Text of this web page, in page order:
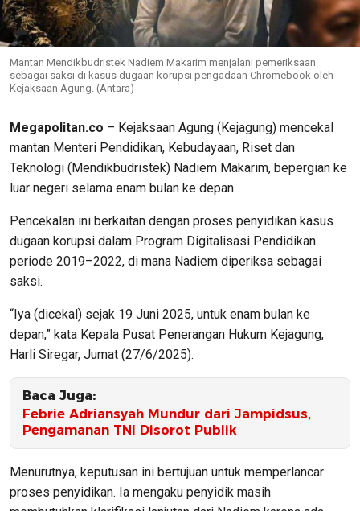
Mantan Mendikbudristek Nadiem Makarim menjalani pemeriksaan
sebagai saksi di kasus dugaan korupsi pengadaan Chromebook oleh
Kejaksaan Agung. (Antara)
Megapolitan.co – Kejaksaan Agung (Kejagung) mencekal
mantan Menteri Pendidikan, Kebudayaan, Riset dan
Teknologi (Mendikbudristek) Nadiem Makarim, bepergian ke
luar negeri selama enam bulan ke depan.
Pencekalan ini berkaitan dengan proses penyidikan kasus
dugaan korupsi dalam Program Digitalisasi Pendidikan
periode 2019–2022, di mana Nadiem diperiksa sebagai
saksi.
“Iya (dicekal) sejak 19 Juni 2025, untuk enam bulan ke
depan,” kata Kepala Pusat Penerangan Hukum Kejagung,
Harli Siregar, Jumat (27/6/2025).
Baca Juga:
Febrie Adriansyah Mundur dari Jampidsus,
Pengamanan TNI Disorot Publik
Menurutnya, keputusan ini bertujuan untuk memperlancar
proses penyidikan. Ia mengaku penyidik masih